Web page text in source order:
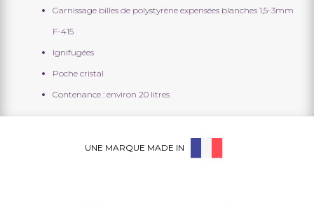
Garnissage billes de polystyrène expensées blanches 1,5-3mm
F-415
Ignifugées
Poche cristal
Contenance : environ 20 litres
UNE MARQUE MADE IN